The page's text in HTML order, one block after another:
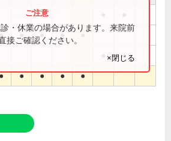
● ● ● ●
●
● ● ● ●
・休業の場合があります。来院前
接ご確認ください。
×閉じる